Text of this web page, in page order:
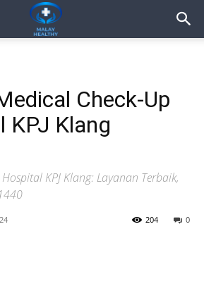
Check-Up
KPJ Klang
KPJ Klang: Layanan Terbaik,
0
204